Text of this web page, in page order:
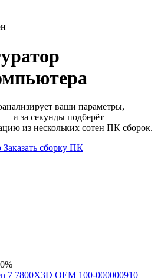
ваши параметры,
и за секунды подберёт
из нескольких сотен ПК сборок.
Заказать сборку ПК